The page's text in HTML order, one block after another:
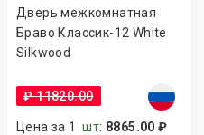
Дверь межкомнатная
Браво Классик-12 White
Silkwood
₽ 11820.00
Цена за 1шт: 8865.00 ₽